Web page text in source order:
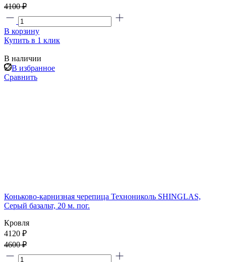
4100 ₽
В корзину
Купить в 1 клик
В наличии
В избранное
Сравнить
Коньково-карнизная черепица Технониколь SHINGLAS,
Серый базальт, 20 м. пог.
Кровля
4120 ₽
4600 ₽